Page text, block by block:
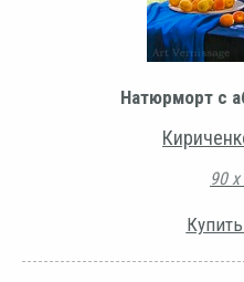
Натюрморт с
90